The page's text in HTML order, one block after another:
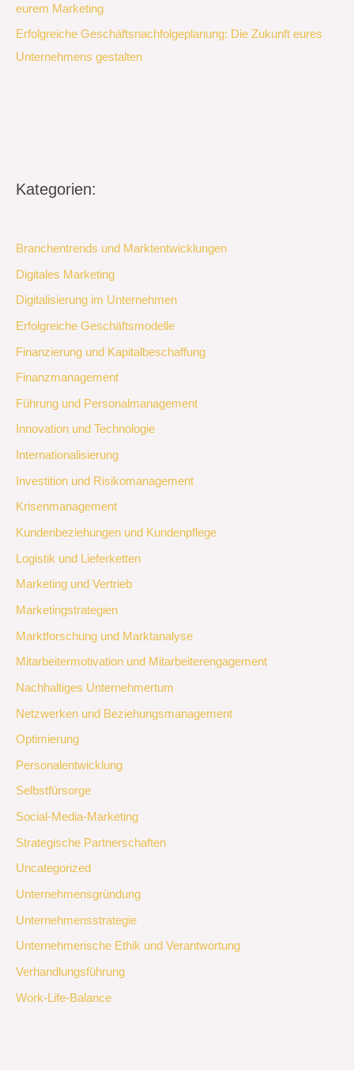
eurem Marketing
Erfolgreiche Geschäftsnachfolgeplanung: Die Zukunft eures
Unternehmens gestalten
Kategorien:
Branchentrends und Marktentwicklungen
Digitales Marketing
Digitalisierung im Unternehmen
Erfolgreiche Geschäftsmodelle
Finanzierung und Kapitalbeschaffung
Finanzmanagement
Führung und Personalmanagement
Innovation und Technologie
Internationalisierung
Investition und Risikomanagement
Krisenmanagement
Kundenbeziehungen und Kundenpflege
Logistik und Lieferketten
Marketing und Vertrieb
Marketingstrategien
Marktforschung und Marktanalyse
Mitarbeitermotivation und Mitarbeiterengagement
Nachhaltiges Unternehmertum
Netzwerken und Beziehungsmanagement
Optimierung
Personalentwicklung
Selbstfürsorge
Social-Media-Marketing
Strategische Partnerschaften
Uncategorized
Unternehmensgründung
Unternehmensstrategie
Unternehmerische Ethik und Verantwortung
Verhandlungsführung
Work-Life-Balance